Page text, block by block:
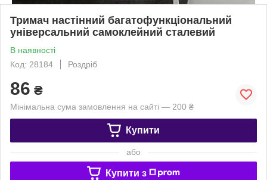
Тримач настінний багатофункціональний
універсальний самоклейний сталевий
В наявності
Код: 28184
Роздріб
86 ₴
Мінімальна сума замовлення на сайті — 200 ₴
Купити
або
Купити з